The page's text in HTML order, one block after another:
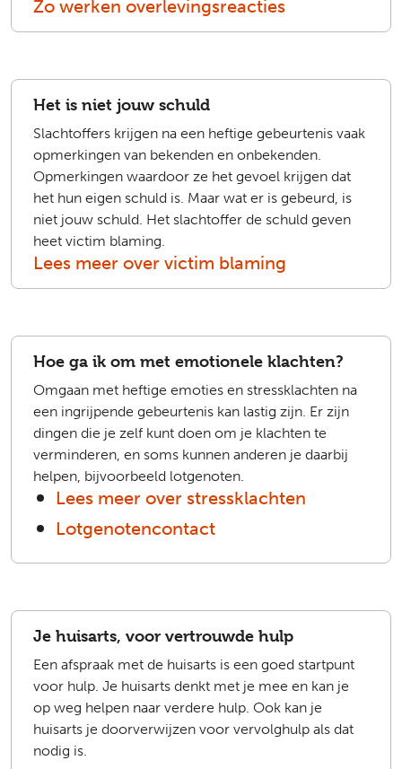
Zo werken overlevingsreacties
Het is niet jouw schuld
Slachtoffers krijgen na een heftige gebeurtenis vaak
opmerkingen van bekenden en onbekenden.
Opmerkingen waardoor ze het gevoel krijgen dat
het hun eigen schuld is. Maar wat er is gebeurd, is
niet jouw schuld. Het slachtoffer de schuld geven
heet victim blaming.
Lees meer over victim blaming
Hoe ga ik om met emotionele klachten?
Omgaan met heftige emoties en stressklachten na
een ingrijpende gebeurtenis kan lastig zijn. Er zijn
dingen die je zelf kunt doen om je klachten te
verminderen, en soms kunnen anderen je daarbij
helpen, bijvoorbeeld lotgenoten.
Lees meer over stressklachten
Lotgenotencontact
Je huisarts, voor vertrouwde hulp
Een afspraak met de huisarts is een goed startpunt
voor hulp. Je huisarts denkt met je mee en kan je
op weg helpen naar verdere hulp. Ook kan je
huisarts je doorverwijzen voor vervolghulp als dat
nodig is.